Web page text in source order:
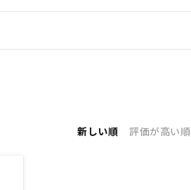
新しい順 評価が高い順